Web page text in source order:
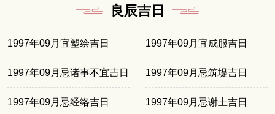
良辰吉日
1997年09月宜塑绘吉日 1997年09月宜成服吉日
1997年09月忌诸事不宜吉日 1997年09月忌筑堤吉日
1997年09月忌经络吉日 1997年09月忌谢土吉日